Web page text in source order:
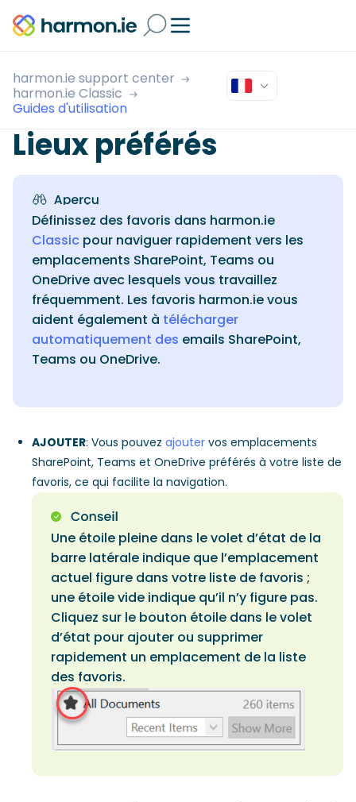
harmon.ie support center
harmon.ie Classic
Guides d'utilisation
Lieux préférés
Définissez des favoris dans harmon.ie
Classic pour naviguer rapidement vers les
emplacements SharePoint, Teams ou
OneDrive avec lesquels vous travaillez
fréquemment. Les favoris harmon.ie vous
aident également à télécharger
automatiquement des emails SharePoint,
Teams ou OneDrive.
AJOUTER: Vous pouvez ajouter vos emplacements
SharePoint, Teams et OneDrive préférés à votre liste de
favoris, ce qui facilite la navigation.
Une étoile pleine dans le volet d’état de la
barre latérale indique que l’emplacement
actuel figure dans votre liste de favoris ;
une étoile vide indique qu’il n’y figure pas.
Cliquez sur le bouton étoile dans le volet
d’état pour ajouter ou supprimer
rapidement un emplacement de la liste
des favoris.